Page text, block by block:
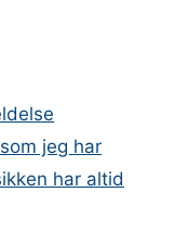
jeg har
har altid